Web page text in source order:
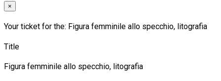
×
Your ticket for the: Figura femminile allo specchio, litografia
Title
Figura femminile allo specchio, litografia